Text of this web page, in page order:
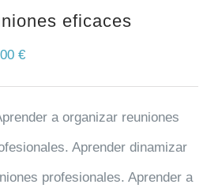
eficaces
€
a organizar reuniones
Aprender dinamizar
profesionales. Aprender a